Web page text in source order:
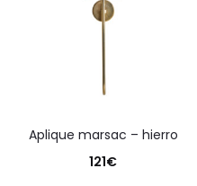
aplique marsac – hierro
121€